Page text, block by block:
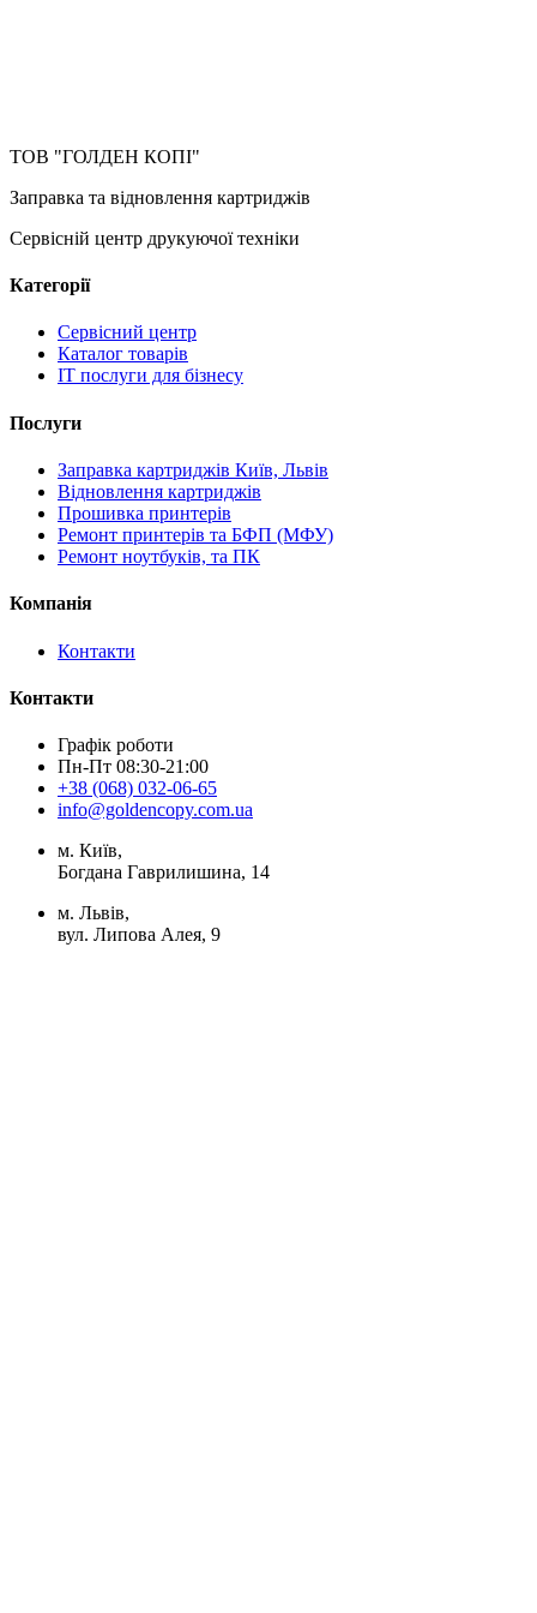
ТОВ "ГОЛДЕН КОПІ"
Заправка та відновлення картриджів
Сервісній центр друкуючої техніки
Категорії
Сервісний центр
Каталог товарів
IT послуги для бізнесу
Послуги
Заправка картриджів Київ, Львів
Відновлення картриджів
Прошивка принтерів
Ремонт принтерів та БФП (МФУ)
Ремонт ноутбуків, та ПК
Компанія
Контакти
Контакти
Графік роботи
Пн-Пт 08:30-21:00
+38 (068) 032-06-65
info@goldencopy.com.ua
м. Київ,
Богдана Гаврилишина, 14
м. Львів,
вул. Липова Алея, 9